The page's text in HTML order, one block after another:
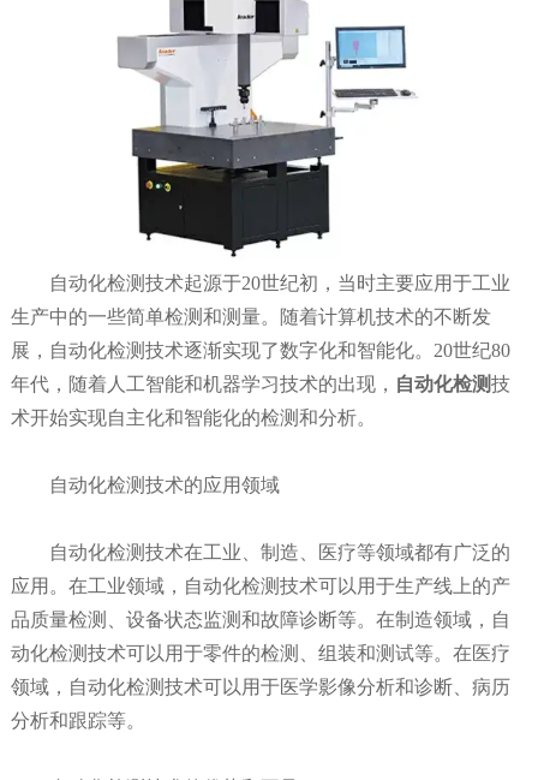
自动化检测技术起源于20世纪初，当时主要应用于工业
生产中的一些简单检测和测量。随着计算机技术的不断发
展，自动化检测技术逐渐实现了数字化和智能化。20世纪80
年代，随着人工智能和机器学习技术的出现， 自动化检测技
术开始实现自主化和智能化的检测和分析。
自动化检测技术的应用领域
自动化检测技术在工业、制造、医疗等领域都有广泛的
应用。在工业领域，自动化检测技术可以用于生产线上的产
品质量检测、设备状态监测和故障诊断等。在制造领域，自
动化检测技术可以用于零件的检测、组装和测试等。在医疗
领域，自动化检测技术可以用于医学影像分析和诊断、病历
分析和跟踪等。